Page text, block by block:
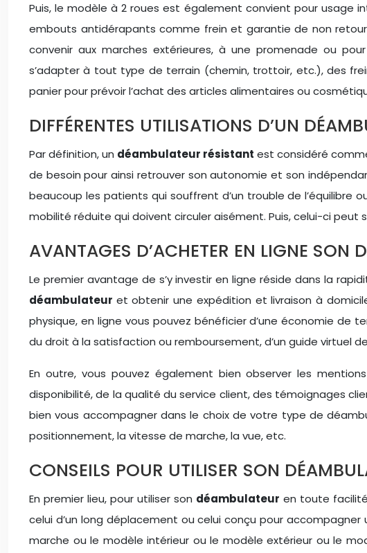
Puis, le modèle à 2 roues est également convient pour usage
embouts antidérapants comme frein et garantie de non
convenir aux marches extérieures, à une promenade ou
s’adapter à tout type de terrain (chemin, trottoir, etc.), des
panier pour prévoir l’achat des articles alimentaires ou
DIFFÉRENTES UTILISATIONS D’UN
Par définition, un déambulateur résistant est considéré
de besoin pour ainsi retrouver son autonomie et son
beaucoup les patients qui souffrent d’un trouble de l’équilibre
mobilité réduite qui doivent circuler aisément. Puis, celui-ci
AVANTAGES D’ACHETER EN LIGNE SON
Le premier avantage de s’y investir en ligne réside dans la
déambulateur et obtenir une expédition et livraison à
physique, en ligne vous pouvez bénéficier d’une économie de
du droit à la satisfaction ou remboursement, d’un guide virtuel
En outre, vous pouvez également bien observer les
disponibilité, de la qualité du service client, des témoignages
bien vous accompagner dans le choix de votre type de
positionnement, la vitesse de marche, la vue, etc.
CONSEILS POUR UTILISER SON
En premier lieu, pour utiliser son déambulateur en toute
celui d’un long déplacement ou celui conçu pour
marche ou le modèle intérieur ou le modèle extérieur ou le